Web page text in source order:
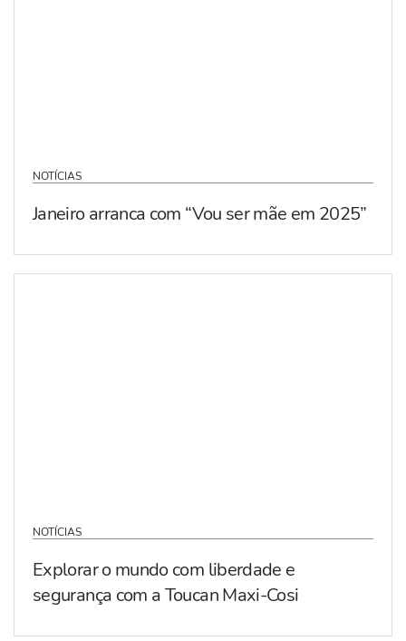
NOTÍCIAS
Janeiro arranca com “Vou ser mãe em 2025”
NOTÍCIAS
Explorar o mundo com liberdade e
segurança com a Toucan Maxi-Cosi